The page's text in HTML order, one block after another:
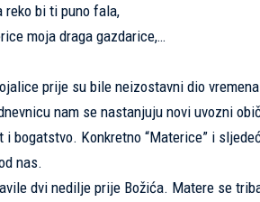
reko bi ti puno fala,
moja draga gazdarice,…
prije su bile neizostavni dio
nam se nastanjuju novi uvozni
i bogatstvo. Konkretno “Materice” i
nas.
dvi nedilje prije Božića. Matere se